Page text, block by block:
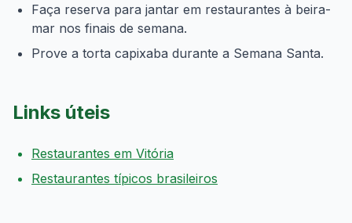
Faça reserva para jantar em restaurantes à beira-
mar nos finais de semana.
Prove a torta capixaba durante a Semana Santa.
Links úteis
Restaurantes em Vitória
Restaurantes típicos brasileiros